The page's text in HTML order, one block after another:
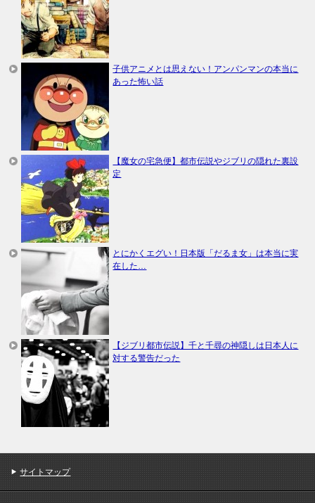
子供アニメとは思えない！アンパンマンの本当に
あった怖い話
【魔女の宅急便】都市伝説やジブリの隠れた裏設
定
とにかくエグい！日本版「だるま女」は本当に実
在した…
【ジブリ都市伝説】千と千尋の神隠しは日本人に
対する警告だった
サイトマップ